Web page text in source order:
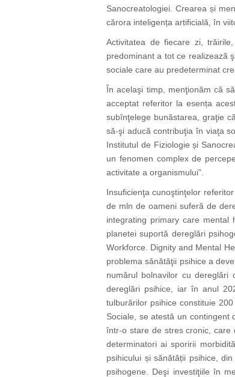
Sanocreatologiei. Crearea și
cărora inteligența artificială, în
Activitatea de fiecare zi,
predominant a tot ce realizează
sociale care au predeterminat
În acelaşi timp, menţionăm că
acceptat referitor la esența
subînţelege bunăstarea, graţie
să-şi aducă contribuţia în viaţa
Institutul de Fiziologie și
un fenomen complex de
activitate a organismului”.
Insuficienţa cunoştinţelor
de mln de oameni suferă de
integrating primary care
planetei suportă dereglări
Workforce. Dignity and Mental
problema sănătăţii psihice a
numărul bolnavilor cu dereglări
dereglări psihice, iar în anul
tulburărilor psihice constituie
Sociale, se atestă un contingent
într-o stare de stres cronic, care
determinatori ai sporirii
psihicului și sănătății psihice,
psihogene. Deşi investiţiile în